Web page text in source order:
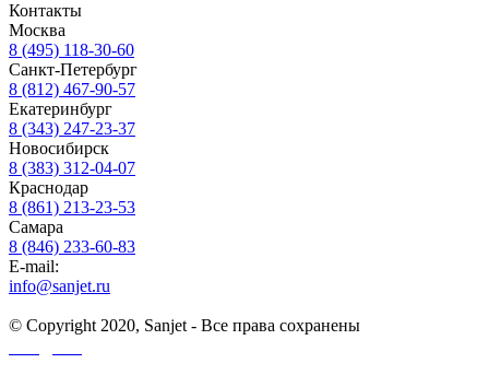
Контакты
Москва
8 (495) 118-30-60
Санкт-Петербург
8 (812) 467-90-57
Екатеринбург
8 (343) 247-23-37
Новосибирск
8 (383) 312-04-07
Краснодар
8 (861) 213-23-53
Самара
8 (846) 233-60-83
E-mail:
info@sanjet.ru
© Copyright 2020, Sanjet - Все права сохранены